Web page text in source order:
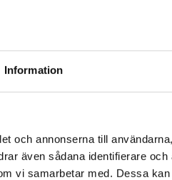
Information
och annonserna till
även sådana identifierare och
vi samarbetar med. Dessa